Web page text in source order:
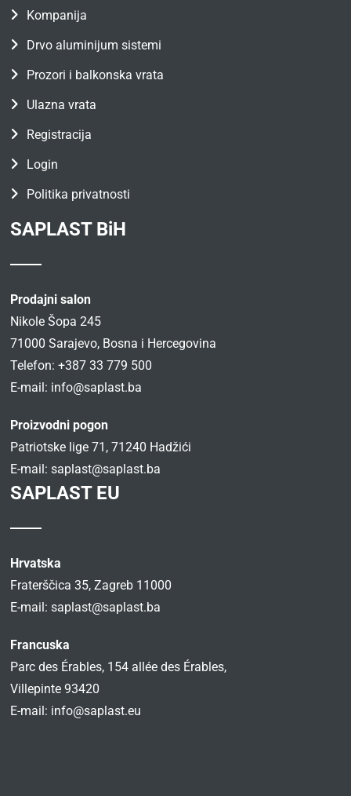
Kompanija
Drvo aluminijum sistemi
Prozori i balkonska vrata
Ulazna vrata
Registracija
Login
Politika privatnosti
SAPLAST BiH
Prodajni salon
Nikole Šopa 245
71000 Sarajevo, Bosna i Hercegovina
Telefon: +387 33 779 500
E-mail: info@saplast.ba
Proizvodni pogon
Patriotske lige 71, 71240 Hadžići
E-mail:saplast@saplast.ba
SAPLAST EU
Hrvatska
Fraterščica 35, Zagreb 11000
E-mail:saplast@saplast.ba
Francuska
Parc des Érables, 154 allée des Érables,
Villepinte 93420
E-mail: info@saplast.eu